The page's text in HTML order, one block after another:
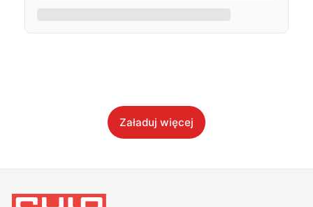
Załaduj więcej